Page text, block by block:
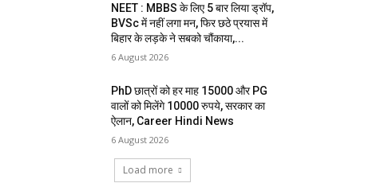
NEET : MBBS के लिए 5 बार लिया ड्रॉप,
BVSc में नहीं लगा मन, फिर छठे प्रयास में
बिहार के लड़के ने सबको चौंकाया,...
6 August 2026
PhD छात्रों को हर माह 15000 और PG
वालों को मिलेंगे 10000 रुपये, सरकार का
ऐलान, Career Hindi News
6 August 2026
Load more